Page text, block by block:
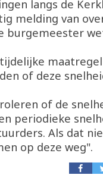
langs de
melding van
burgemeester
of deze
of de
periodieke
Als dat
op deze weg".